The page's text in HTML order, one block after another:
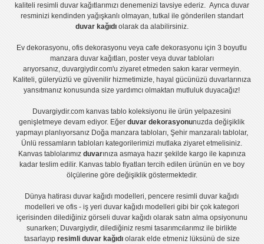
kaliteli resimli duvar kağıtlarımızı denemenizi tavsiye ederiz. Ayrıca duvar
resminizi kendinden yağışkanlı olmayan, tutkal ile gönderilen standart
duvar kağıdıolarak da alabilirsiniz.
Ev dekorasyonu,ofis dekorasyonu veyacafe dekorasyonu için3 boyutlu
manzara duvar kağıtları, posterveya duvar tabloları
arıyorsanız, duvargiydir.com'u ziyaret etmeden sakın karar vermeyin.
Kaliteli, güleryüzlü ve güvenilir hizmetimizle, hayal gücünüzü duvarlarınıza
yansıtmanız konusunda size yardımcı olmaktan mutluluk duyacağız!
Duvargiydir.com kanvas tablo koleksiyonu ile ürün yelpazesini
genişletmeye devam ediyor. Eğerduvar dekorasyonunuzda değişiklik
yapmayı planlıyorsanız Doğa manzara tabloları, Şehir manzaralı tablolar,
Ünlü ressamların tabloları kategorilerimizi mutlaka ziyaret etmelisiniz.
Kanvas tablolarımız duvarınıza asmaya hazır şekilde kargo ile kapınıza
kadar teslim edilir. Kanvas tablo fiyatlarıtercih edilen ürünün en ve boy
ölçülerine göre değişiklik göstermektedir.
Dünya hatirası duvar kağıdı modelleri,pencere resimli duvar kağıdı
modelleri ve ofis - iş yeri duvar kağıdı modelleri gibi bir çok kategori
içerisinden dilediğiniz görseli duvar kağıdı olarak satın alma opsiyonunu
sunarken; Duvargiydir, dilediğiniz resmi tasarımcılarımız ile birlikte
tasarlayıp resimli duvar kağıdıolarak elde etmeniz lüksünü de size